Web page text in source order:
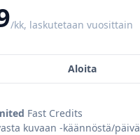
/kk, laskutetaan vuosittain
Aloita
Fast Credits
kuvaan -käännöstä/päivä